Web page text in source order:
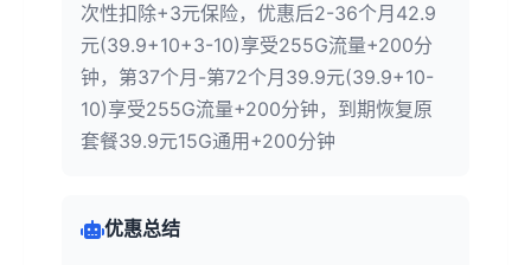
次性扣除+3元保险，优惠后2-36个月42.9
元(39.9+10+3-10)享受255G流量+200分
钟，第37个月-第72个月39.9元(39.9+10-
10)享受255G流量+200分钟，到期恢复原
套餐39.9元15G通用+200分钟
优惠总结